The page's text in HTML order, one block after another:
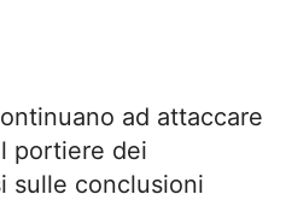
ad attaccare
portiere dei
sulle conclusioni